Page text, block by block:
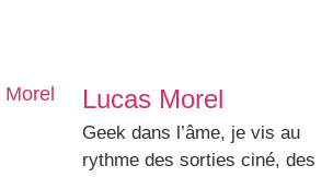
Lucas Morel
Geek dans l’âme, je vis au
rythme des sorties ciné, des